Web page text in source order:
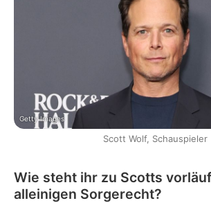
Getty Images
Scott Wolf, Schauspieler
Wie steht ihr zu Scotts
alleinigen Sorgerecht?